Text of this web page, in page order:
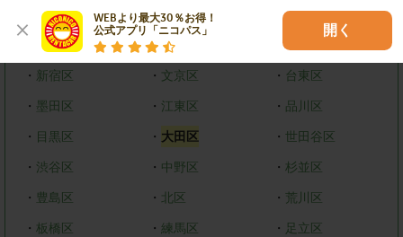
WEBより最大30％お得！
公式アプリ「ニコパス」
開く
東京都
23区
・ 新宿区 ・ 文京区 ・ 台東区
・ 墨田区 ・ 江東区 ・ 品川区
・ 目黒区 ・ 大田区 ・世田谷区
・ 渋谷区 ・ 中野区 ・杉並区
・ 豊島区 ・ 北区 ・ 荒川区
・ 板橋区 ・ 練馬区 ・ 足立区